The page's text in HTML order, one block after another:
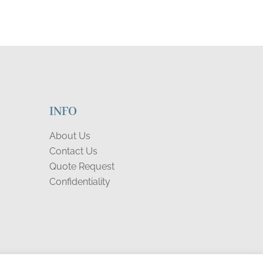
INFO
About Us
Contact Us
Quote Request
Confidentiality